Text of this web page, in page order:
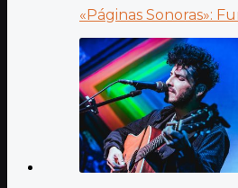
«Páginas Sonoras»: